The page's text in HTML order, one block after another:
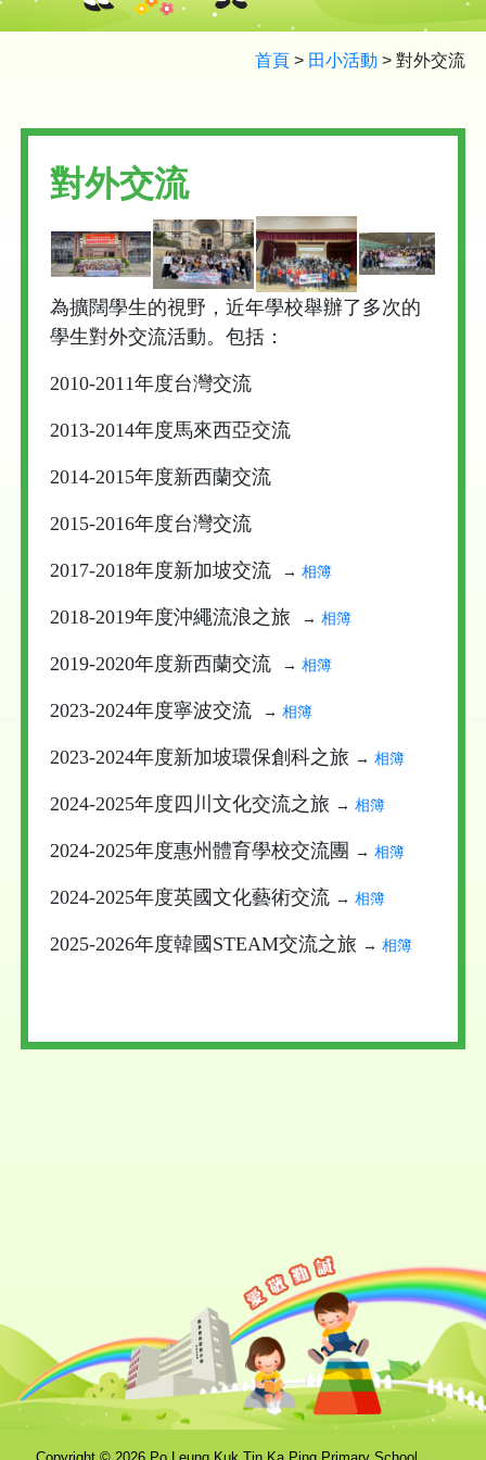
首頁 > 田小活動 > 對外交流
對外交流
為擴闊學生的視野，近年學校舉辦了多次的
學生對外交流活動。包括：
2010-2011年度台灣交流
2013-2014年度馬來西亞交流
2014-2015年度新西蘭交流
2015-2016年度台灣交流
2017-2018年度新加坡交流 → 相簿
2018-2019年度沖繩流浪之旅 → 相簿
2019-2020年度新西蘭交流 → 相簿
2023-2024年度寧波交流 → 相簿
2023-2024年度新加坡環保創科之旅 → 相簿
2024-2025年度四川文化交流之旅 → 相簿
2024-2025年度惠州體育學校交流團 → 相簿
2024-2025年度英國文化藝術交流 → 相簿
2025-2026年度韓國STEAM交流之旅 → 相簿